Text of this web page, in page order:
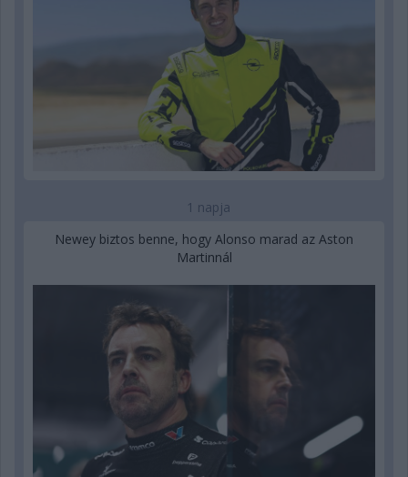
1 napja
Newey biztos benne, hogy Alonso marad az Aston
Martinnál